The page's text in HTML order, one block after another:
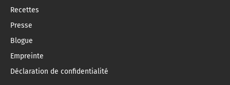
Recettes
Presse
Blogue
Empreinte
Déclaration de confidentialité